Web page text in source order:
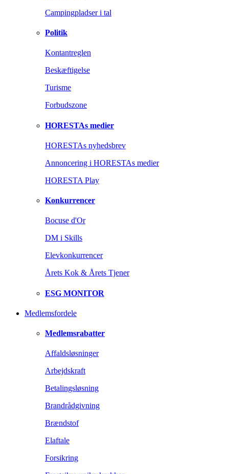
Campingpladser i tal
Politik
Kontantreglen
Beskæftigelse
Turisme
Forbudszone
HORESTAs medier
HORESTAs nyhedsbrev
Annoncering i HORESTAs medier
HORESTA Play
Konkurrencer
Bocuse d'Or
DM i Skills
Elevkonkurrencer
Årets Kok & Årets Tjener
ESG MONITOR
Medlemsfordele
Medlemsrabatter
Affaldsløsninger
Arbejdskraft
Betalingsløsning
Brandrådgivning
Brændstof
Elaftale
Forsikring